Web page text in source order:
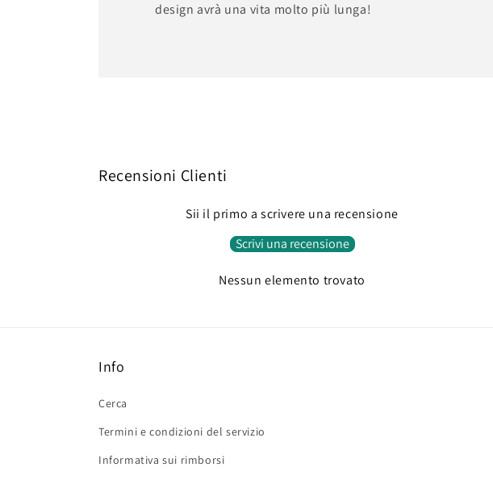
design avrà una vita molto più lunga!
Recensioni Clienti
Sii il primo a scrivere una recensione
Scrivi una recensione
Nessun elemento trovato
Info
Cerca
Termini e condizioni del servizio
Informativa sui rimborsi